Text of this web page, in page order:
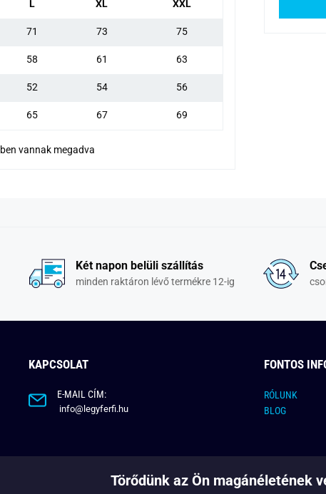
L XL XXL
71 73 75
58 61 63
52 54 56
65 67 69
vannak megadva
Két napon belüli szállítás
minden raktáron lévő termékre 12-ig
KAPCSOLAT
E-MAIL CÍM:
info@legyferfi.hu
FONTOS
RÓLUNK
BLOG
Törődünk az Ön magánéletének